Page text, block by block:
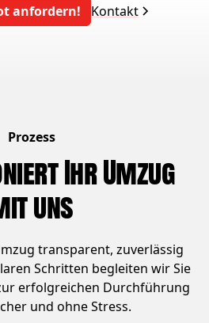
anfordern! Kontakt
Prozess
Ihr Umzug
uns
transparent, zuverlässig
Schritten begleiten wir Sie
erfolgreichen Durchführung
und ohne Stress.